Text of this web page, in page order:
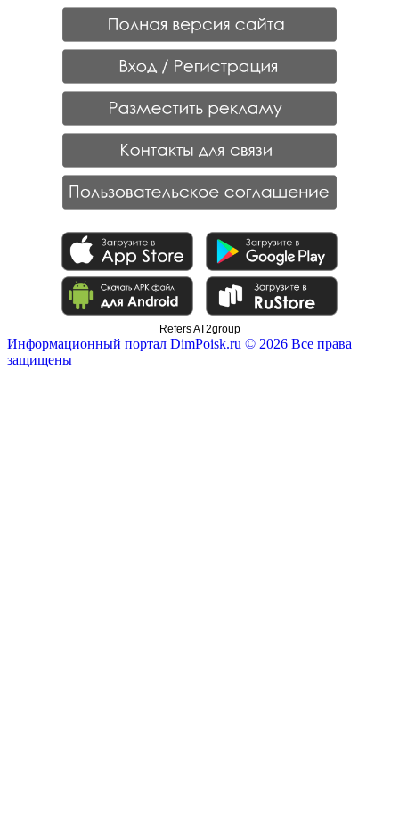
Refers AT2group
Информационный портал DimPoisk.ru © 2026 Все права
защищены